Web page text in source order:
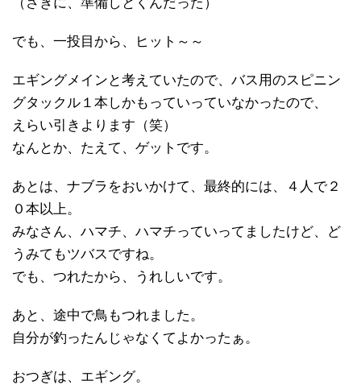
でも、一投目から、ヒット～～
エギングメインと考えていたので、バス用のスピニン
グタックル１本しかもっていっていなかったので、
えらい引きよります（笑）
なんとか、たえて、ゲットです。
あとは、ナブラをおいかけて、最終的には、４人で２
０本以上。
みなさん、ハマチ、ハマチっていってましたけど、ど
うみてもツバスですね。
でも、つれたから、うれしいです。
あと、途中で鳥もつれました。
自分が釣ったんじゃなくてよかったぁ。
おつぎは、エギング。